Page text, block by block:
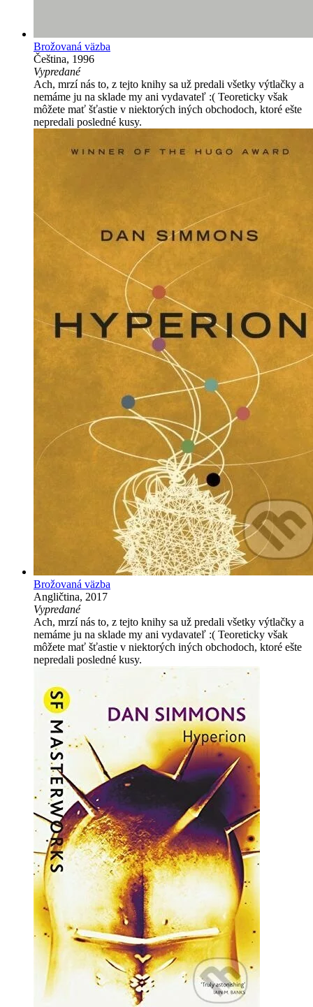
Brožovaná väzba
Čeština, 1996
Vypredané
Ach, mrzí nás to, z tejto knihy sa už predali všetky výtlačky a
nemáme ju na sklade my ani vydavateľ :( Teoreticky však
môžete mať šťastie v niektorých iných obchodoch, ktoré ešte
nepredali posledné kusy.
Brožovaná väzba
Angličtina, 2017
Vypredané
Ach, mrzí nás to, z tejto knihy sa už predali všetky výtlačky a
nemáme ju na sklade my ani vydavateľ :( Teoreticky však
môžete mať šťastie v niektorých iných obchodoch, ktoré ešte
nepredali posledné kusy.